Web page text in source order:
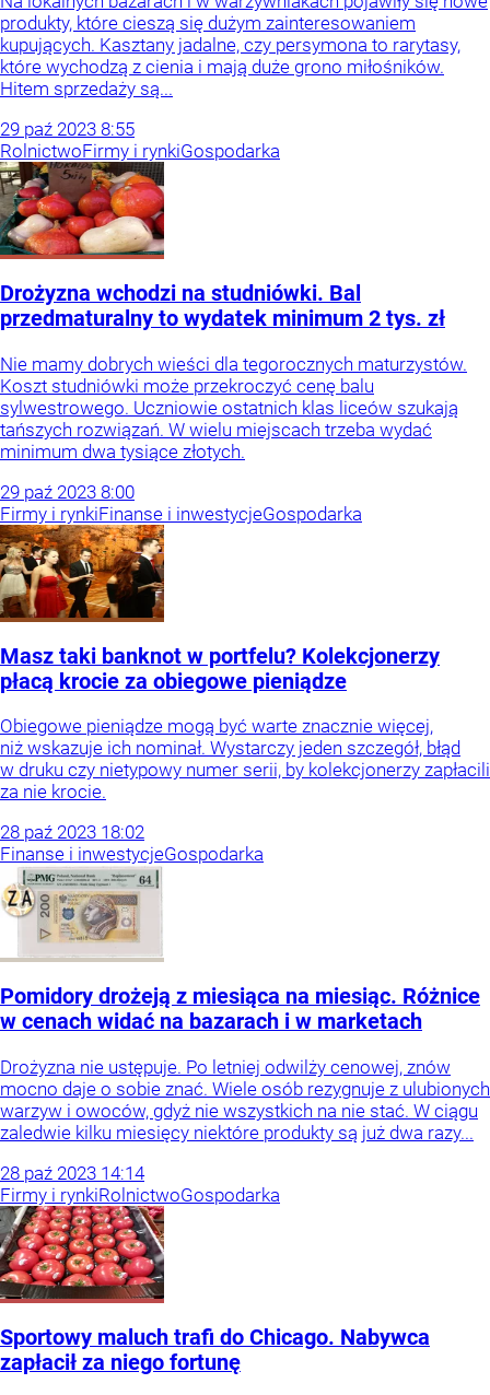
produkty, które cieszą się dużym zainteresowaniem
kupujących. Kasztany jadalne, czy persymona to rarytasy,
które wychodzą z cienia i mają duże grono miłośników.
Hitem sprzedaży są...
29 paź 2023 8:55
RolnictwoFirmy i rynkiGospodarka
Drożyzna wchodzi na studniówki. Bal
przedmaturalny to wydatek minimum 2 tys. zł
Nie mamy dobrych wieści dla tegorocznych maturzystów.
Koszt studniówki może przekroczyć cenę balu
sylwestrowego. Uczniowie ostatnich klas liceów szukają
tańszych rozwiązań. W wielu miejscach trzeba wydać
minimum dwa tysiące złotych.
29 paź 2023 8:00
Firmy i rynkiFinanse i inwestycjeGospodarka
Masz taki banknot w portfelu? Kolekcjonerzy
płacą krocie za obiegowe pieniądze
Obiegowe pieniądze mogą być warte znacznie więcej,
niż wskazuje ich nominał. Wystarczy jeden szczegół, błąd
w druku czy nietypowy numer serii, by kolekcjonerzy zapłacili
za nie krocie.
28 paź 2023 18:02
Finanse i inwestycjeGospodarka
Pomidory drożeją z miesiąca na miesiąc. Różnice
w cenach widać na bazarach i w marketach
Drożyzna nie ustępuje. Po letniej odwilży cenowej, znów
mocno daje o sobie znać. Wiele osób rezygnuje z ulubionych
warzyw i owoców, gdyż nie wszystkich na nie stać. W ciągu
zaledwie kilku miesięcy niektóre produkty są już dwa razy...
28 paź 2023 14:14
Firmy i rynkiRolnictwoGospodarka
Sportowy maluch trafi do Chicago. Nabywca
zapłacił za niego fortunę